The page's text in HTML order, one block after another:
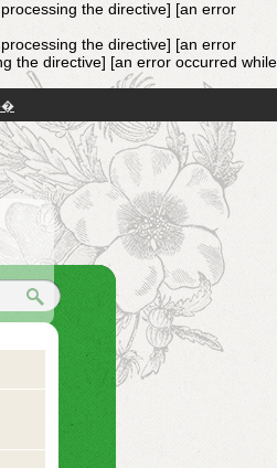
the directive] [an error
the directive] [an error
the directive] [an error occurred while